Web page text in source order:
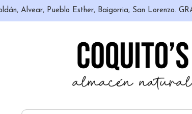
Alvear, Pueblo Esther, Baigorria, San Lorenzo.